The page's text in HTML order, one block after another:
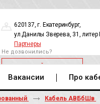
620137, г. Екатеринбург,
ул.Данилы Зверева, 31, литер
Партнеры
Не дозвонились?
ОБРАТНЫЙ ЗВОНОК
Вакансии Про
Кабель АВБбШв